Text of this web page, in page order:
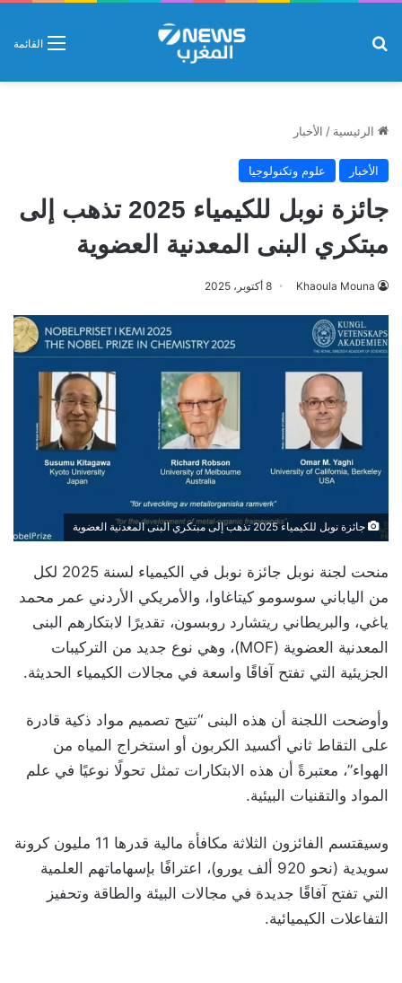
القائمة
الرئيسية / الأخبار
الأخبار علوم وتكنولوجيا
جائزة نوبل للكيمياء 2025 تذهب إلى
مبتكري البنى المعدنية العضوية
Khaoula Mouna 8 أكتوبر، 2025
جائزة نوبل للكيمياء 2025 تذهب إلى مبتكري البنى المعدنية العضوية
منحت لجنة نوبل جائزة نوبل في الكيمياء لسنة 2025 لكل
من الياباني سوسومو كيتاغاوا، والأمريكي الأردني عمر محمد
ياغي، والبريطاني ريتشارد روبسون، تقديرًا لابتكارهم البنى
المعدنية العضوية (MOF)، وهي نوع جديد من التركيبات
الجزيئية التي تفتح آفاقًا واسعة في مجالات الكيمياء الحديثة.
وأوضحت اللجنة أن هذه البنى “تتيح تصميم مواد ذكية قادرة
على التقاط ثاني أكسيد الكربون أو استخراج المياه من
الهواء”، معتبرةً أن هذه الابتكارات تمثل تحولًا نوعيًا في علم
المواد والتقنيات البيئية.
وسيقتسم الفائزون الثلاثة مكافأة مالية قدرها 11 مليون كرونة
سويدية (نحو 920 ألف يورو)، اعترافًا بإسهاماتهم العلمية
التي تفتح آفاقًا جديدة في مجالات البيئة والطاقة وتحفيز
التفاعلات الكيميائية.